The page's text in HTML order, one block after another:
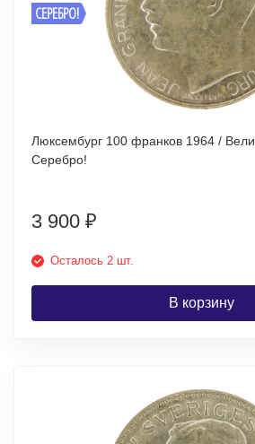
СЕРЕБРО!
Люксембург 100 франков 1964 /
Серебро!
3 900 ₽
Осталось 2 шт.
В корзину